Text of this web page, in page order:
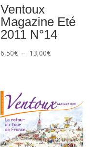
Ventoux
Magazine Eté
2011 N°14
6,50€ – 13,00€Plage
à
13,00€